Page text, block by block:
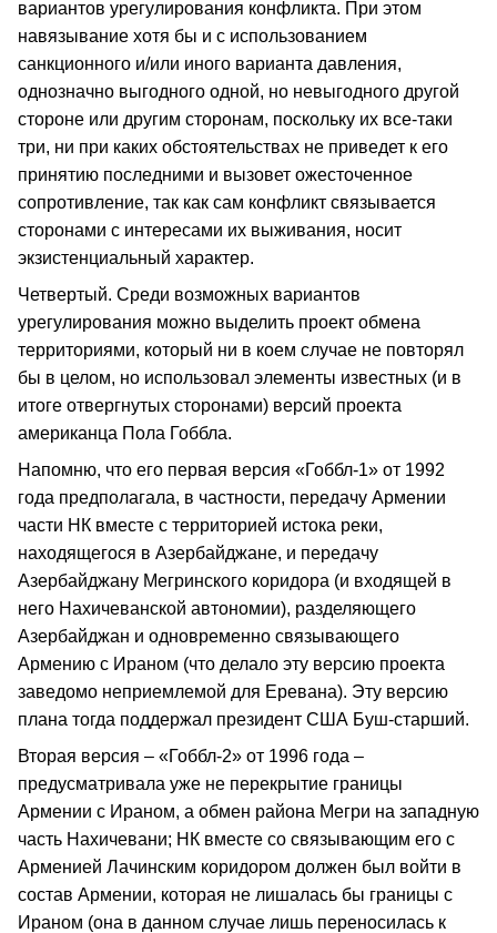
вариантов урегулирования конфликта. При этом
навязывание хотя бы и с использованием
санкционного и/или иного варианта давления,
однозначно выгодного одной, но невыгодного другой
стороне или другим сторонам, поскольку их все-таки
три, ни при каких обстоятельствах не приведет к его
принятию последними и вызовет ожесточенное
сопротивление, так как сам конфликт связывается
сторонами с интересами их выживания, носит
экзистенциальный характер.
Четвертый. Среди возможных вариантов
урегулирования можно выделить проект обмена
территориями, который ни в коем случае не повторял
бы в целом, но использовал элементы известных (и в
итоге отвергнутых сторонами) версий проекта
американца Пола Гоббла.
Напомню, что его первая версия «Гоббл-1» от 1992
года предполагала, в частности, передачу Армении
части НК вместе с территорией истока реки,
находящегося в Азербайджане, и передачу
Азербайджану Мегринского коридора (и входящей в
него Нахичеванской автономии), разделяющего
Азербайджан и одновременно связывающего
Армению с Ираном (что делало эту версию проекта
заведомо неприемлемой для Еревана). Эту версию
плана тогда поддержал президент США Буш-старший.
Вторая версия – «Гоббл-2» от 1996 года –
предусматривала уже не перекрытие границы
Армении с Ираном, а обмен района Мегри на западную
часть Нахичевани; НК вместе со связывающим его с
Арменией Лачинским коридором должен был войти в
состав Армении, которая не лишалась бы границы с
Ираном (она в данном случае лишь переносилась к